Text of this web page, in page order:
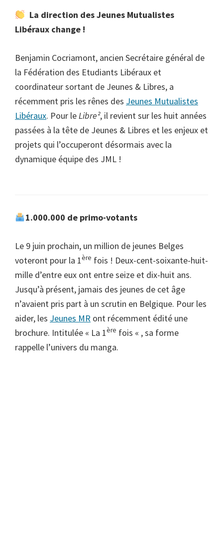
La direction des Jeunes Mutualistes
Libéraux change !
Benjamin Cocriamont, ancien Secrétaire général de
la Fédération des Etudiants Libéraux et
coordinateur sortant de Jeunes & Libres, a
récemment pris les rênes des Jeunes Mutualistes
Libéraux. Pour leLibre², il revient sur les huit années
passées à la tête de Jeunes & Libres et les enjeux et
projets qui l’occuperont désormais avec la
dynamique équipe des JML !
1.000.000 de primo-votants
Le 9 juin prochain, un million de jeunes Belges
voteront pour la 1ère fois ! Deux-cent-soixante-huit-
mille d’entre eux ont entre seize et dix-huit ans.
Jusqu’à présent, jamais des jeunes de cet âge
n’avaient pris part à un scrutin en Belgique. Pour les
aider, les Jeunes MR ont récemment édité une
brochure. Intitulée « La 1ère fois « , sa forme
rappelle l’univers du manga.